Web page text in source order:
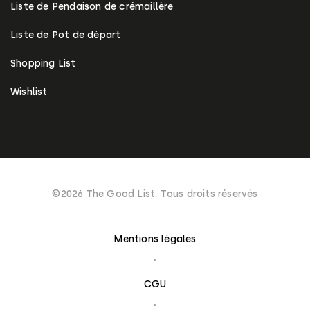
Liste de Pendaison de crémaillère
Liste de Pot de départ
Shopping List
Wishlist
©2026 The Good List. Tous droits réservés
Mentions légales
CGU